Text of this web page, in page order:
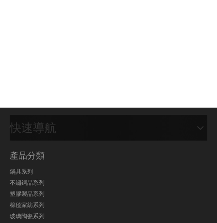
快速導航
產品分類
鍋具系列
不鏽鋼品系列
塑膠製品系列
棉毯家紡系列
玻璃陶瓷系列